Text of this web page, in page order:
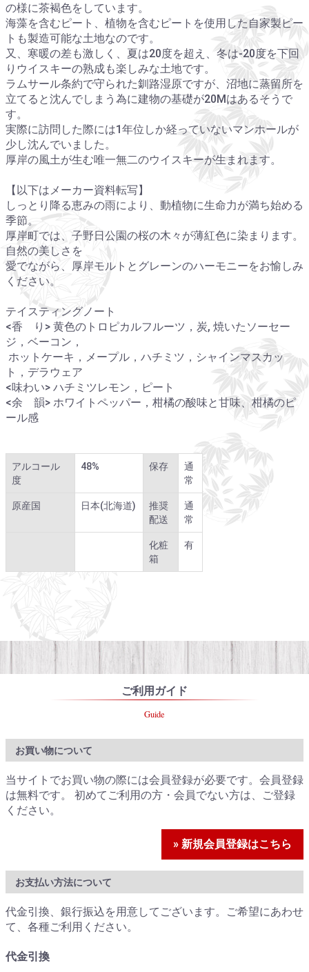
の様に茶褐色をしています。
海藻を含むピート、植物を含むピートを使用した自家製ピー
トも製造可能な土地なのです。
又、寒暖の差も激しく、夏は20度を超え、冬は-20度を下回
りウイスキーの熟成も楽しみな土地です。
ラムサール条約で守られた釧路湿原ですが、沼地に蒸留所を
立てると沈んでしまう為に建物の基礎が20Mはあるそうで
す。
実際に訪問した際には1年位しか経っていないマンホールが
少し沈んでいました。
厚岸の風土が生む唯一無二のウイスキーが生まれます。
【以下はメーカー資料転写】
しっとり降る恵みの雨により、動植物に生命力が満ち始める
季節。
厚岸町では、子野日公園の桜の木々が薄紅色に染まります。
自然の美しさを
愛でながら、厚岸モルトとグレーンのハーモニーをお愉しみ
ください。
テイスティングノート
<香 り> 黄色のトロピカルフルーツ，炭, 焼いたソーセー
ジ，ベーコン，
ホットケーキ，メープル，ハチミツ，シャインマスカッ
ト，デラウェア
<味わい> ハチミツレモン，ピート
<余 韻> ホワイトペッパー，柑橘の酸味と甘味、柑橘のピ
ール感
アルコール
度
48% 保存
通
常
原産国 日本(北海道)
推奨
配送
通
常
化粧
箱
有
ご利用ガイド
Guide
お買い物について
当サイトでお買い物の際には会員登録が必要です。会員登録
は無料です。 初めてご利用の方・会員でない方は、ご登録
ください。
» 新規会員登録はこちら
お支払い方法について
代金引換、銀行振込を用意してございます。ご希望にあわせ
て、各種ご利用ください。
代金引換